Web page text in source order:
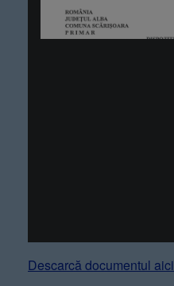
Descarcă documentul aici